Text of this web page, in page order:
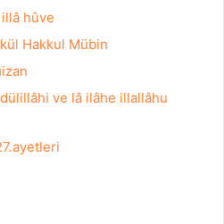
hûve
Hakkul Mübin
ve lâ ilâhe illallâhu